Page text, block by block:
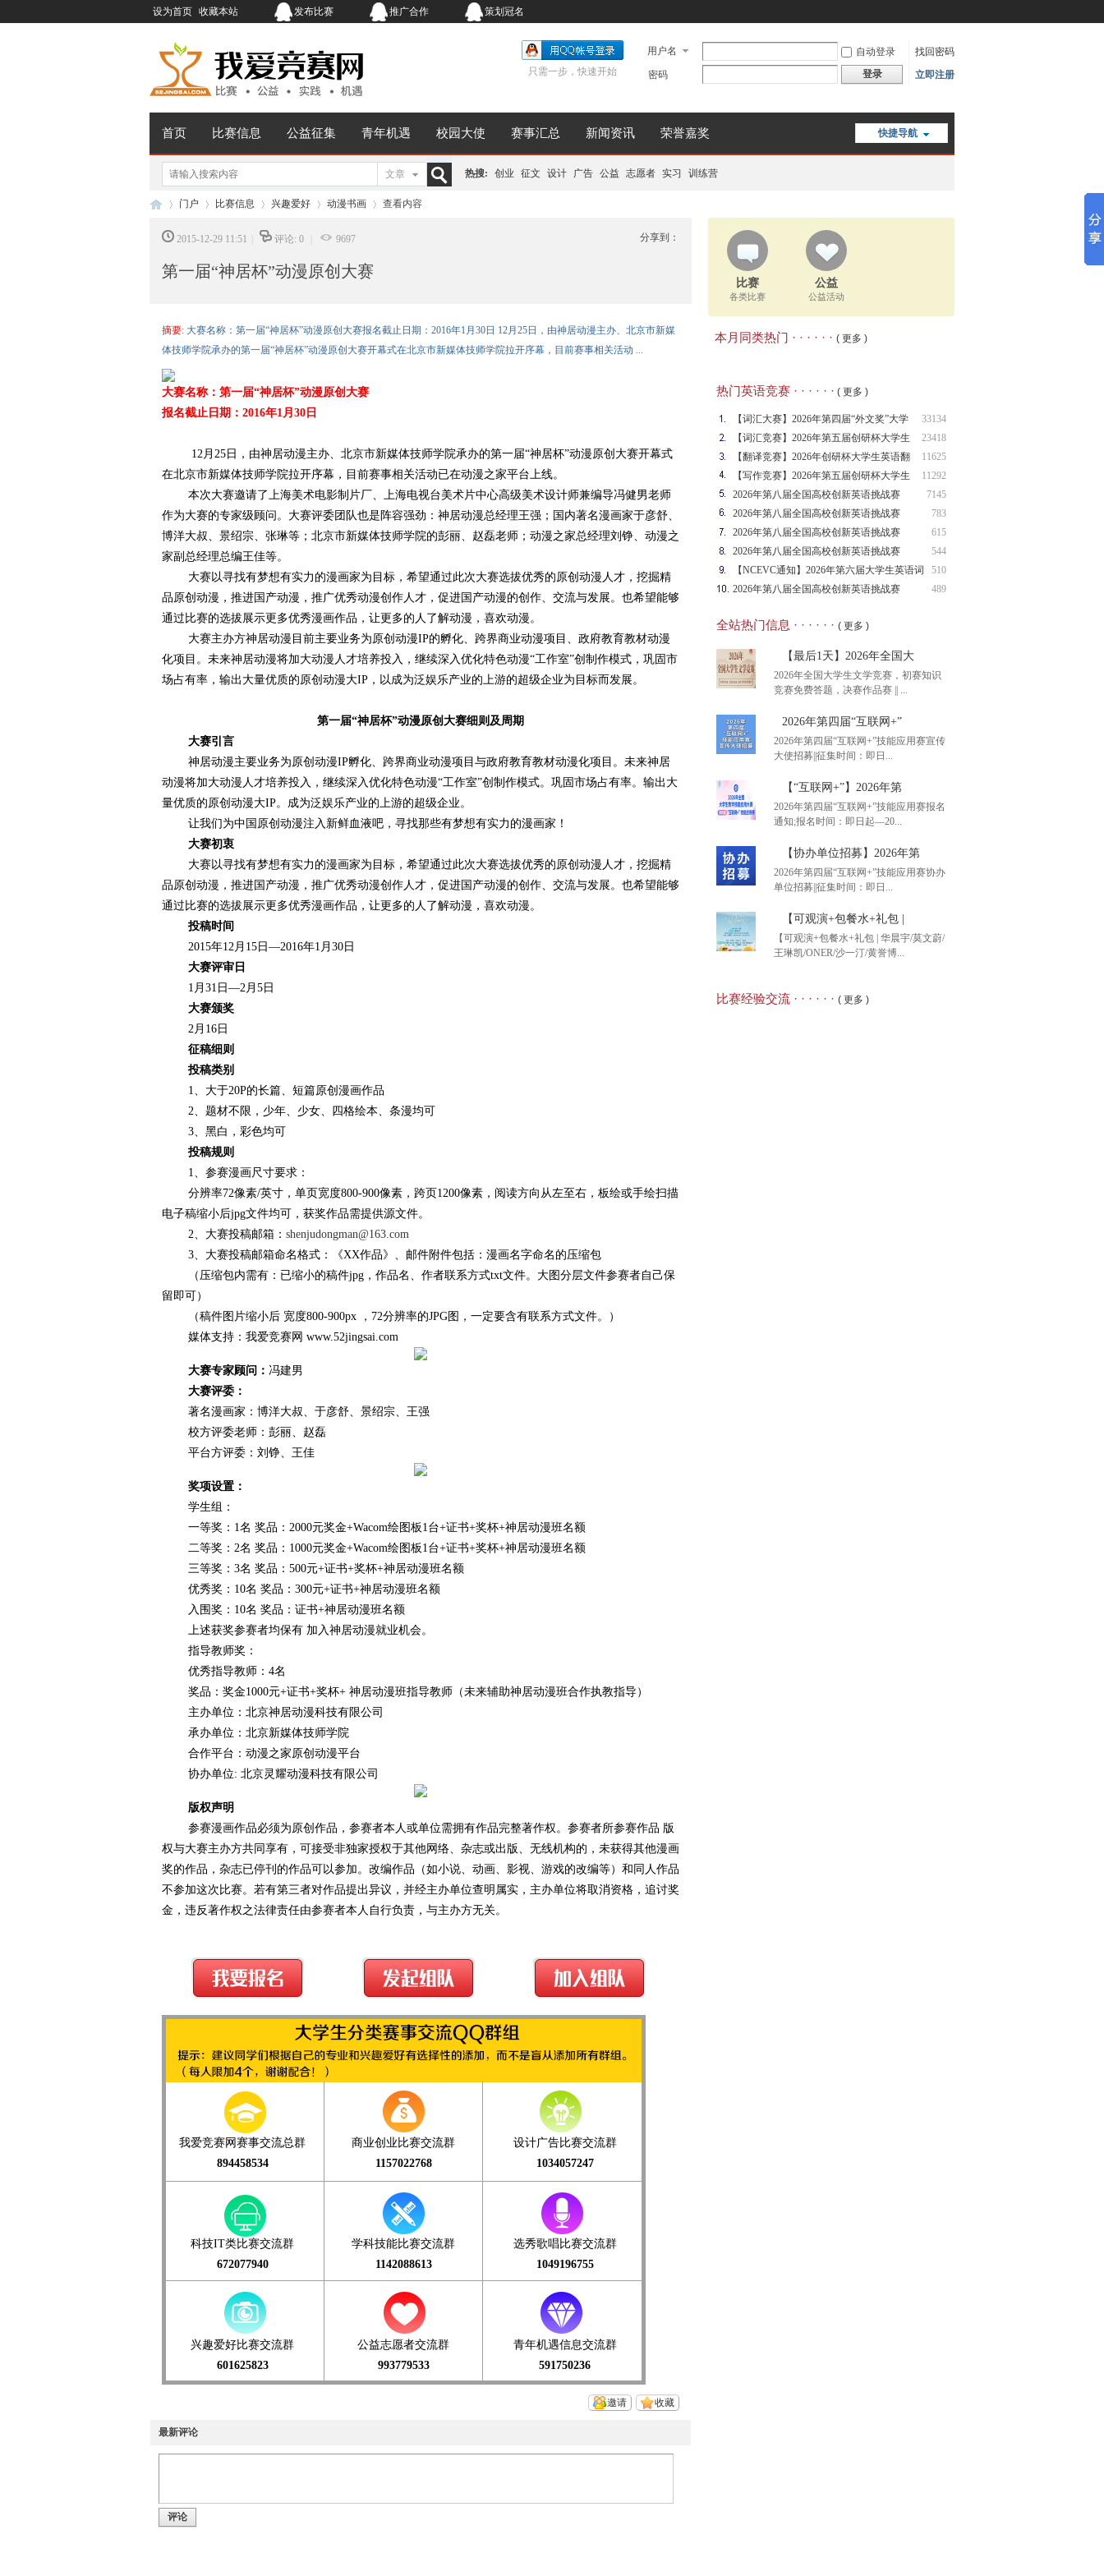
设为首页 收藏本站 发布比赛 推广合作 策划冠名
用户名 自动登录
找回密码
密码
登录 立即注册
只需一步，快速开始
快捷导航
首页 比赛信息 公益征集 青年机遇 校园大使 赛事汇总 新闻资讯 荣誉嘉奖
文章 热搜: 创业 征文 设计 广告 公益 志愿者 实习 训练营
›
门户
›
比赛信息
›
兴趣爱好
›
动漫书画
›
查看内容
分享到：
2015-12-29 11:51 评论: 0 9697
第一届“神居杯”动漫原创大赛
摘要: 大赛名称：第一届“神居杯”动漫原创大赛报名截止日期：2016年1月30日 12月25日，由神居动漫主办、北京市新媒
体技师学院承办的第一届“神居杯”动漫原创大赛开幕式在北京市新媒体技师学院拉开序幕，目前赛事相关活动 ...
大赛名称：第一届“神居杯”动漫原创大赛
报名截止日期：2016年1月30日
12月25日，由神居动漫主办、北京市新媒体技师学院承办的第一届“神居杯”动漫原创大赛开幕式
在北京市新媒体技师学院拉开序幕，目前赛事相关活动已在动漫之家平台上线。
本次大赛邀请了上海美术电影制片厂、上海电视台美术片中心高级美术设计师兼编导冯健男老师
作为大赛的专家级顾问。大赛评委团队也是阵容强劲：神居动漫总经理王强；国内著名漫画家于彦舒、
博洋大叔、景绍宗、张琳等；北京市新媒体技师学院的彭丽、赵磊老师；动漫之家总经理刘铮、动漫之
家副总经理总编王佳等。
大赛以寻找有梦想有实力的漫画家为目标，希望通过此次大赛选拔优秀的原创动漫人才，挖掘精
品原创动漫，推进国产动漫，推广优秀动漫创作人才，促进国产动漫的创作、交流与发展。也希望能够
通过比赛的选拔展示更多优秀漫画作品，让更多的人了解动漫，喜欢动漫。
大赛主办方神居动漫目前主要业务为原创动漫IP的孵化、跨界商业动漫项目、政府教育教材动漫
化项目。未来神居动漫将加大动漫人才培养投入，继续深入优化特色动漫“工作室”创制作模式，巩固市
场占有率，输出大量优质的原创动漫大IP，以成为泛娱乐产业的上游的超级企业为目标而发展。
第一届“神居杯”动漫原创大赛细则及周期
大赛引言
神居动漫主要业务为原创动漫IP孵化、跨界商业动漫项目与政府教育教材动漫化项目。未来神居
动漫将加大动漫人才培养投入，继续深入优化特色动漫“工作室”创制作模式。巩固市场占有率。输出大
量优质的原创动漫大IP。成为泛娱乐产业的上游的超级企业。
让我们为中国原创动漫注入新鲜血液吧，寻找那些有梦想有实力的漫画家！
大赛初衷
大赛以寻找有梦想有实力的漫画家为目标，希望通过此次大赛选拔优秀的原创动漫人才，挖掘精
品原创动漫，推进国产动漫，推广优秀动漫创作人才，促进国产动漫的创作、交流与发展。也希望能够
通过比赛的选拔展示更多优秀漫画作品，让更多的人了解动漫，喜欢动漫。
投稿时间
2015年12月15日—2016年1月30日
大赛评审日
1月31日—2月5日
大赛颁奖
2月16日
征稿细则
投稿类别
1、大于20P的长篇、短篇原创漫画作品
2、题材不限，少年、少女、四格绘本、条漫均可
3、黑白，彩色均可
投稿规则
1、参赛漫画尺寸要求：
分辨率72像素/英寸，单页宽度800-900像素，跨页1200像素，阅读方向从左至右，板绘或手绘扫描
电子稿缩小后jpg文件均可，获奖作品需提供源文件。
2、大赛投稿邮箱： shenjudongman@163.com
3、大赛投稿邮箱命名格式：《XX作品》、邮件附件包括：漫画名字命名的压缩包
（压缩包内需有：已缩小的稿件jpg，作品名、作者联系方式txt文件。大图分层文件参赛者自己保
留即可）
（稿件图片缩小后 宽度800-900px ，72分辨率的JPG图，一定要含有联系方式文件。）
媒体支持：我爱竞赛网 www.52jingsai.com
大赛专家顾问： 冯建男
大赛评委：
著名漫画家：博洋大叔、于彦舒、景绍宗、王强
校方评委老师：彭丽、赵磊
平台方评委：刘铮、王佳
奖项设置：
学生组：
一等奖：1名 奖品：2000元奖金+Wacom绘图板1台+证书+奖杯+神居动漫班名额
二等奖：2名 奖品：1000元奖金+Wacom绘图板1台+证书+奖杯+神居动漫班名额
三等奖：3名 奖品：500元+证书+奖杯+神居动漫班名额
优秀奖：10名 奖品：300元+证书+神居动漫班名额
入围奖：10名 奖品：证书+神居动漫班名额
上述获奖参赛者均保有 加入神居动漫就业机会。
指导教师奖：
优秀指导教师：4名
奖品：奖金1000元+证书+奖杯+ 神居动漫班指导教师（未来辅助神居动漫班合作执教指导）
主办单位：北京神居动漫科技有限公司
承办单位：北京新媒体技师学院
合作平台：动漫之家原创动漫平台
协办单位: 北京灵耀动漫科技有限公司
版权声明
参赛漫画作品必须为原创作品，参赛者本人或单位需拥有作品完整著作权。参赛者所参赛作品 版
权与大赛主办方共同享有，可接受非独家授权于其他网络、杂志或出版、无线机构的，未获得其他漫画
奖的作品，杂志已停刊的作品可以参加。改编作品（如小说、动画、影视、游戏的改编等）和同人作品
不参加这次比赛。若有第三者对作品提出异议，并经主办单位查明属实，主办单位将取消资格，追讨奖
金，违反著作权之法律责任由参赛者本人自行负责，与主办方无关。
我爱竞赛网赛事交流总群
894458534
商业创业比赛交流群
1157022768
设计广告比赛交流群
1034057247
科技IT类比赛交流群
672077940
学科技能比赛交流群
1142088613
选秀歌唱比赛交流群
1049196755
兴趣爱好比赛交流群
601625823
公益志愿者交流群
993779533
青年机遇信息交流群
591750236
收藏
邀请
最新评论
评论
比赛
各类比赛
公益
公益活动
本月同类热门 · · · · · · ( 更多 )
热门英语竞赛 · · · · · · ( 更多 )
33134
【词汇大赛】2026年第四届“外文奖”大学
生
23418
【词汇竞赛】2026年第五届创研杯大学生
英语
11625
【翻译竞赛】2026年创研杯大学生英语翻
译竞
11292
【写作竞赛】2026年第五届创研杯大学生
英语
7145
2026年第八届全国高校创新英语挑战赛
（NCIE
783
2026年第八届全国高校创新英语挑战赛
615
2026年第八届全国高校创新英语挑战赛
（NCIE
544
2026年第八届全国高校创新英语挑战赛
（NCIE
510
【NCEVC通知】2026年第六届大学生英语词
汇
489
2026年第八届全国高校创新英语挑战赛
全站热门信息 · · · · · · ( 更多 )
【最后1天】2026年全国大
2026年全国大学生文学竞赛，初赛知识
竞赛免费答题，决赛作品赛 || ...
【最后1天】2026年全国大
2026年第四届“互联网+”
2026年第四届“互联网+”技能应用赛宣传
大使招募||征集时间：即日...
2026年第四届“互联网+”
【“互联网+”】2026年第
2026年第四届“互联网+”技能应用赛报名
通知;报名时间：即日起—20...
【“互联网+”】2026年第
【协办单位招募】2026年第
2026年第四届“互联网+”技能应用赛协办
单位招募||征集时间：即日...
【协办单位招募】2026年第
【可观演+包餐水+礼包 |
【可观演+包餐水+礼包 | 华晨宇/莫文蔚/
王琳凯/ONER/沙一汀/黄誉博...
比赛经验交流 · · · · · · ( 更多 )